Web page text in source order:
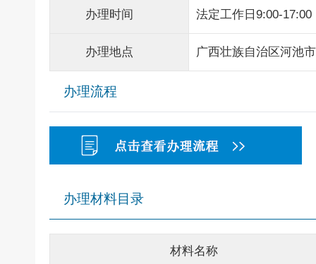
办理时间 法定工作日9:00-17:00
办理地点 广西壮族自治区河池
办理流程
办理材料目录
材料名称